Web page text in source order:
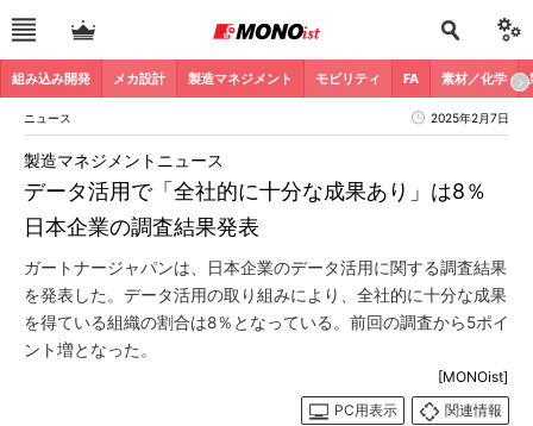
組み込み開発 メカ設計 製造マネジメント モビリティ FA 素材／化学
ニュース 2025年2月7日
データ活用で「全社的に十分な成果あり」は8％
日本企業の調査結果発表
製造マネジメントニュース
ガートナージャパンは、日本企業のデータ活用に関する調査結果
を発表した。データ活用の取り組みにより、全社的に十分な成果
を得ている組織の割合は8％となっている。前回の調査から5ポイ
ント増となった。
[MONOist]
PC用表示
関連情報